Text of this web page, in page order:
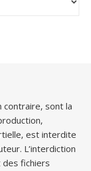
contraire, sont la
est interdite
L’interdiction
fichiers